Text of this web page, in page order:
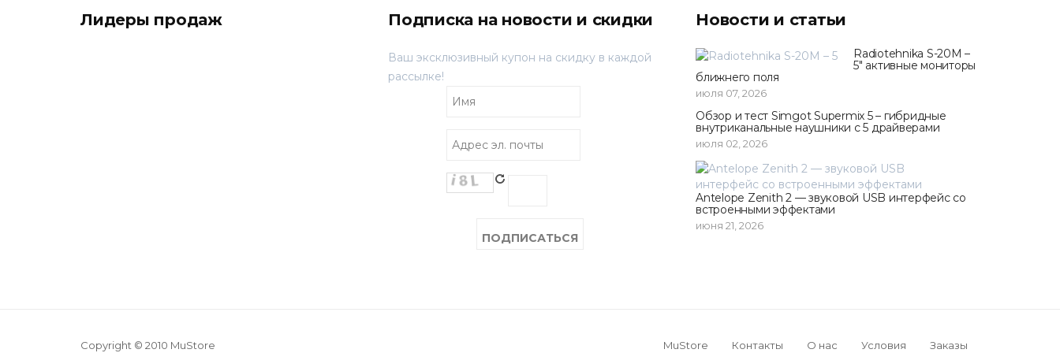
Лидеры продаж Подписка на новости и скидки
Ваш эксклюзивный купон на скидку в каждой
рассылке!
Новости и статьи
Radiotehnika S-20M –
5" активные мониторы
ближнего поля
июля 07, 2026
Обзор и тест Simgot Supermix 5 – гибридные
внутриканальные наушники с 5 драйверами
июля 02, 2026
Antelope Zenith 2 — звуковой USB интерфейс со
встроенными эффектами
июня 21, 2026
Copyright © 2010 MuStore MuStore Контакты О нас Условия Заказы